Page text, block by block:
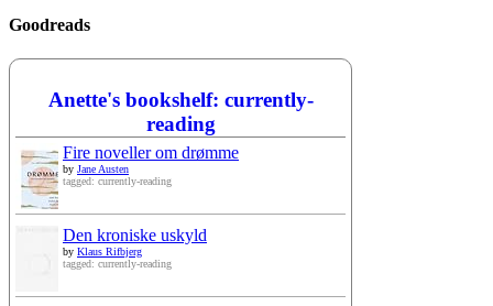
Goodreads
Anette's bookshelf: currently-
reading
Fire noveller om drømme
by Jane Austen
tagged: currently-reading
Den kroniske uskyld
by Klaus Rifbjerg
tagged: currently-reading